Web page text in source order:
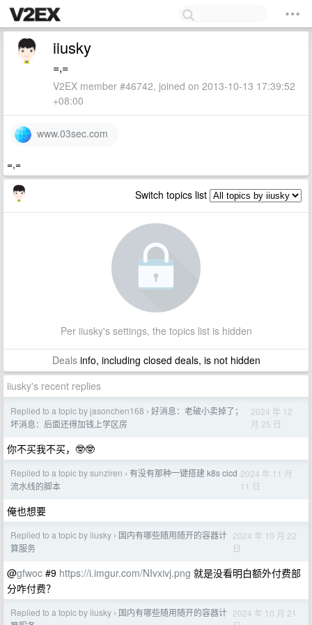
iiusky
=,=
V2EX member #46742, joined on 2013-10-13 17:39:52
+08:00
www.03sec.com
=,=
Switch topics list
Per iiusky's settings, the topics list is hidden
Dealsinfo, including closed deals, is not hidden
iiusky's recent replies
Replied to a topic by jasonchen168 › 好消息：老破小卖掉了；
坏消息：后面还得加钱上学区房
2024 年 12
月 25 日
你不买我不买，🤓🤓
Replied to a topic by sunziren › 有没有那种一键搭建 k8s cicd
流水线的脚本
2024 年 11 月
11 日
俺也想要
Replied to a topic by iiusky › 国内有哪些随用随开的容器计
算服务
2024 年 10 月 22
日
@gfwoc #9 https://i.imgur.com/NIvxivj.png 就是没看明白额外付费部
分咋付费？
Replied to a topic by iiusky › 国内有哪些随用随开的容器计 2024 年 10 月 21